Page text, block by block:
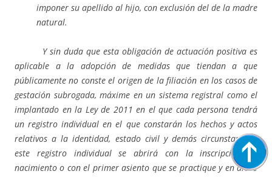
imponer su apellido al hijo, con exclusión del de la madre
natural.
Y sin duda que esta obligación de actuación positiva es
aplicable a la adopción de medidas que tiendan a que
públicamente no conste el origen de la filiación en los casos de
gestación subrogada, máxime en un sistema registral como el
implantado en la Ley de 2011 en el que cada persona tendrá
un registro individual en el que constarán los hechos y actos
relativos a la identidad, estado civil y demás circunstancias;
este registro individual se abrirá con la inscripción de
nacimiento o con el primer asiento que se practique y en dicho